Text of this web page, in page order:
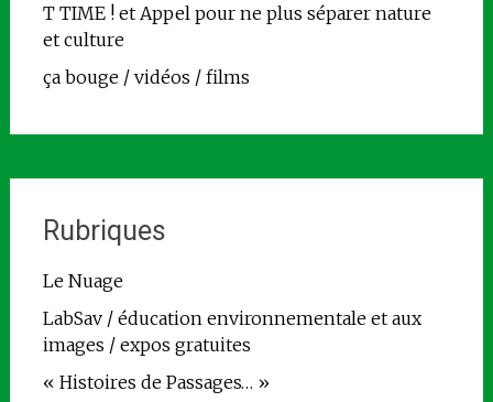
T TIME ! et Appel pour ne plus séparer nature
et culture
ça bouge / vidéos / films
Rubriques
Le Nuage
LabSav / éducation environnementale et aux
images / expos gratuites
« Histoires de Passages… »